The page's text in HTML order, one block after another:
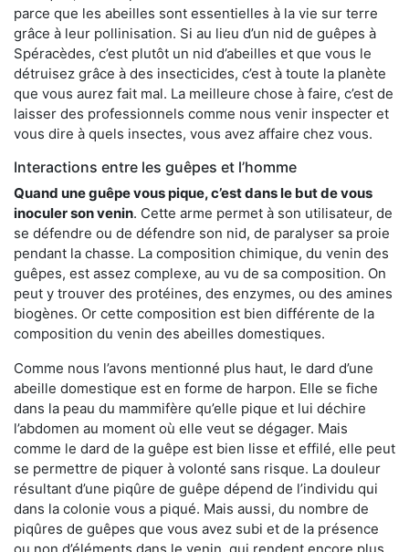
parce que les abeilles sont essentielles à la vie sur terre
grâce à leur pollinisation. Si au lieu d’un nid de guêpes à
Spéracèdes, c’est plutôt un nid d’abeilles et que vous le
détruisez grâce à des insecticides, c’est à toute la planète
que vous aurez fait mal. La meilleure chose à faire, c’est de
laisser des professionnels comme nous venir inspecter et
vous dire à quels insectes, vous avez affaire chez vous.
Interactions entre les guêpes et l’homme
Quand une guêpe vous pique, c’est dans le but de vous
inoculer son venin. Cette arme permet à son utilisateur, de
se défendre ou de défendre son nid, de paralyser sa proie
pendant la chasse. La composition chimique, du venin des
guêpes, est assez complexe, au vu de sa composition. On
peut y trouver des protéines, des enzymes, ou des amines
biogènes. Or cette composition est bien différente de la
composition du venin des abeilles domestiques.
Comme nous l’avons mentionné plus haut, le dard d’une
abeille domestique est en forme de harpon. Elle se fiche
dans la peau du mammifère qu’elle pique et lui déchire
l’abdomen au moment où elle veut se dégager. Mais
comme le dard de la guêpe est bien lisse et effilé, elle peut
se permettre de piquer à volonté sans risque. La douleur
résultant d’une piqûre de guêpe dépend de l’individu qui
dans la colonie vous a piqué. Mais aussi, du nombre de
piqûres de guêpes que vous avez subi et de la présence